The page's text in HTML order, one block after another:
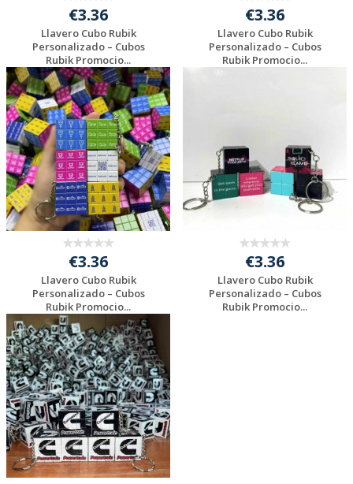
€3.36
Llavero Cubo Rubik
Personalizado – Cubos
Rubik Promocio...
Solicitar
presupuesto
€3.36
Llavero Cubo Rubik
Personalizado – Cubos
Rubik Promocio...
€3.36
Llavero Cubo Rubik
Personalizado – Cubos
Rubik Promocio...
Solicitar
presupuesto
€3.36
Llavero Cubo Rubik
Personalizado – Cubos
Rubik Promocio...